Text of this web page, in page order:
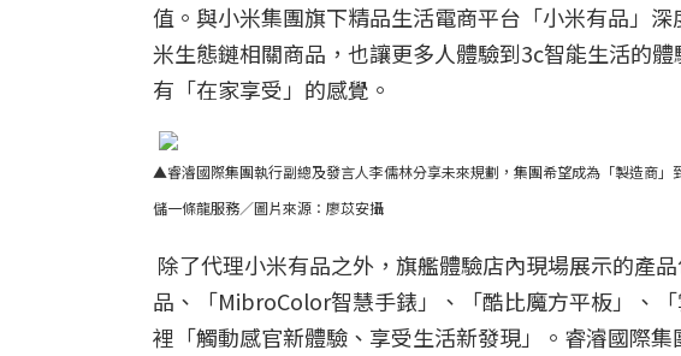
值。與小米集團旗下精品生活電商平台「小米有品」
米生態鏈相關商品，也讓更多人體驗到3c智能生活的
有「在家享受」的感覺。
▲睿濬國際集團執行副總及發言人李儒林分享未來規劃，集團希望成為「製造商
儲一條龍服務／圖片來源：廖苡安攝
除了代理小米有品之外，旗艦體驗店內現場展示的產
品、「MibroColor智慧手錶」、「酷比魔方平板」、
裡「觸動感官新體驗、享受生活新發現」。睿濬國際